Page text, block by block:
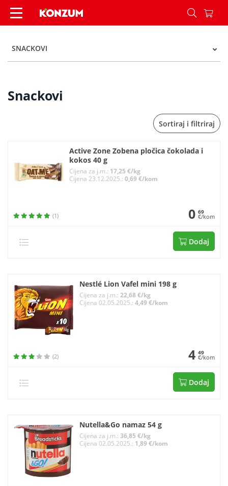
Snackovi - Kategorije - Konzum
SNACKOVI
Snackovi
Sortiraj i filtriraj
Active Zone Zobena pločica čokolada i
kokos 40 g
Cijena za j.m.: 17,25 €/kg
Cijena 23.12.2025.:0,69 €/kom
(1) 0 69
€/kom
Dodaj
Nestlé Lion Vafel mini 198 g
Cijena za j.m.: 22,68 €/kg
Cijena 02.05.2025.: 4,49 €/kom
(2) 4 49
€/kom
Dodaj
Nutella&Go namaz 54 g
Cijena za j.m.: 36,85 €/kg
Cijena 02.05.2025.: 1,89 €/kom